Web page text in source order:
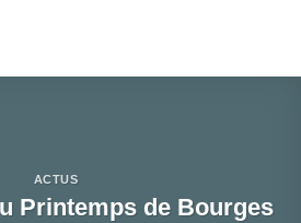
ACTUS
Printemps de Bourges